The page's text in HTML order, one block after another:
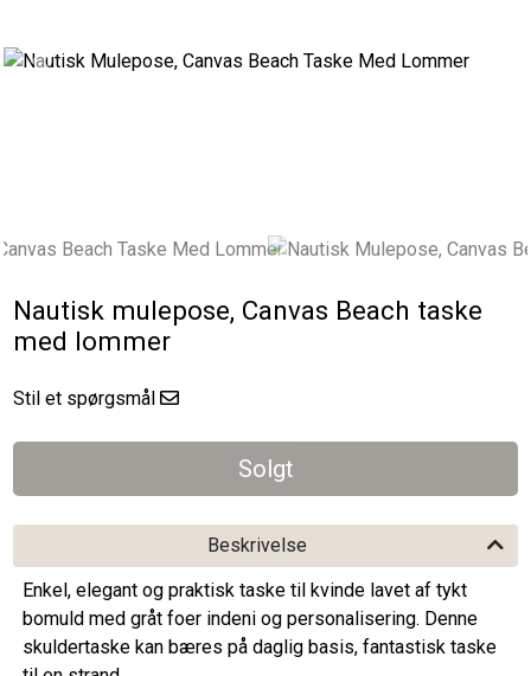
Previous
Nautisk mulepose, Canvas Beach taske
med lommer
Stil et spørgsmål
Beskrivelse
Enkel, elegant og praktisk taske til kvinde lavet af tykt
bomuld med gråt foer indeni og personalisering. Denne
skuldertaske kan bæres på daglig basis, fantastisk taske